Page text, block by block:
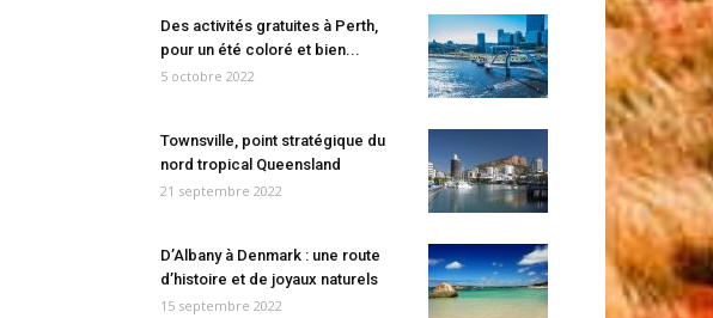
Des activités gratuites à Perth,
pour un été coloré et bien...
5 octobre 2022
Townsville, point stratégique du
nord tropical Queensland
21 septembre 2022
D’Albany à Denmark : une route
d’histoire et de joyaux naturels
15 septembre 2022